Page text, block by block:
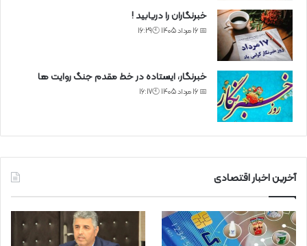
خبرنگاران را دریابید !
📅 16 مرداد 1405 🕙16:29
خبرنگار، ایستاده در خط مقدم جنگ روایت ها
📅 16 مرداد 1405 🕙16:17
آخرین اخبار اقتصادی